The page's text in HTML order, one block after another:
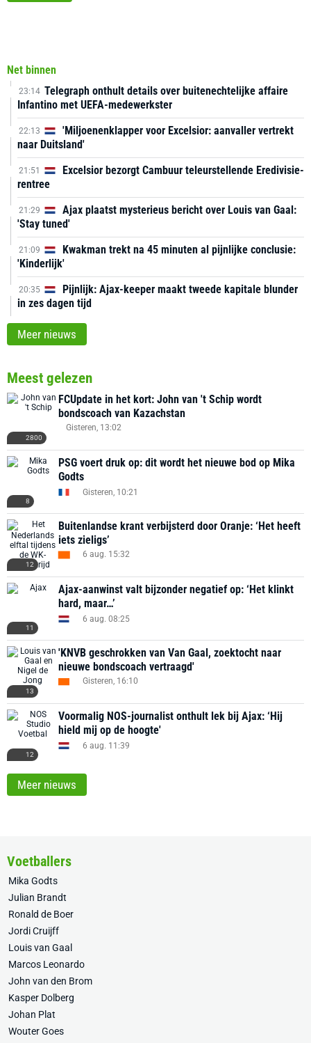
Net binnen
23:14 Telegraph onthult details over buitenechtelijke affaire
Infantino met UEFA-medewerkster
22:13
'Miljoenenklapper voor Excelsior: aanvaller vertrekt
naar Duitsland'
21:51
Excelsior bezorgt Cambuur teleurstellende Eredivisie-
rentree
21:29
Ajax plaatst mysterieus bericht over Louis van Gaal:
'Stay tuned'
21:09
Kwakman trekt na 45 minuten al pijnlijke conclusie:
'Kinderlijk'
20:35
Pijnlijk: Ajax-keeper maakt tweede kapitale blunder
in zes dagen tijd
Meer nieuws
Meest gelezen
2800
FCUpdate in het kort: John van 't Schip wordt
bondscoach van Kazachstan
Gisteren, 13:02
8
PSG voert druk op: dit wordt het nieuwe bod op Mika
Godts
Gisteren, 10:21
12
Buitenlandse krant verbijsterd door Oranje: ‘Het heeft
iets zieligs’
6 aug. 15:32
11
Ajax-aanwinst valt bijzonder negatief op: ‘Het klinkt
hard, maar…’
6 aug. 08:25
13
'KNVB geschrokken van Van Gaal, zoektocht naar
nieuwe bondscoach vertraagd'
Gisteren, 16:10
12
Voormalig NOS-journalist onthult lek bij Ajax: ‘Hij
hield mij op de hoogte'
6 aug. 11:39
Meer nieuws
Voetballers
Mika Godts
Julian Brandt
Ronald de Boer
Jordi Cruijff
Louis van Gaal
Marcos Leonardo
John van den Brom
Kasper Dolberg
Johan Plat
Wouter Goes